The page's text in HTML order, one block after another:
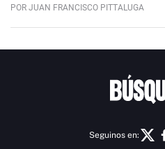
POR JUAN FRANCISCO PITTALUGA
Seguinos en: